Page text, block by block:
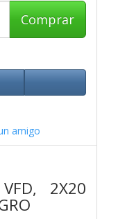
Comprar
amigo
2X20